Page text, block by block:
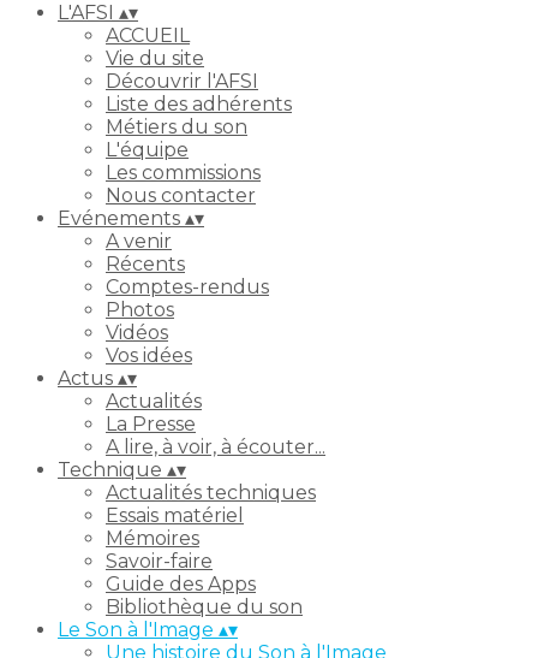
L'AFSI ▴▾
ACCUEIL
Vie du site
Découvrir l'AFSI
Liste des adhérents
Métiers du son
L'équipe
Les commissions
Nous contacter
Evénements ▴▾
A venir
Récents
Comptes-rendus
Photos
Vidéos
Vos idées
Actus ▴▾
Actualités
La Presse
A lire, à voir, à écouter...
Technique ▴▾
Actualités techniques
Essais matériel
Mémoires
Savoir-faire
Guide des Apps
Bibliothèque du son
Le Son à l'Image ▴▾
Une histoire du Son à l'Image